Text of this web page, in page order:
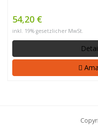
54,20 €
inkl. 19% gesetzlicher MwSt.